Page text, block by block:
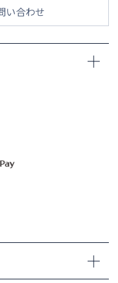
い合わせ